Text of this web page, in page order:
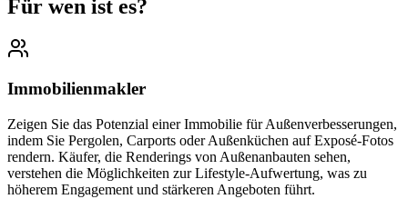
Für wen ist es?
Immobilienmakler
Zeigen Sie das Potenzial einer Immobilie für Außenverbesserungen,
indem Sie Pergolen, Carports oder Außenküchen auf Exposé-Fotos
rendern. Käufer, die Renderings von Außenanbauten sehen,
verstehen die Möglichkeiten zur Lifestyle-Aufwertung, was zu
höherem Engagement und stärkeren Angeboten führt.